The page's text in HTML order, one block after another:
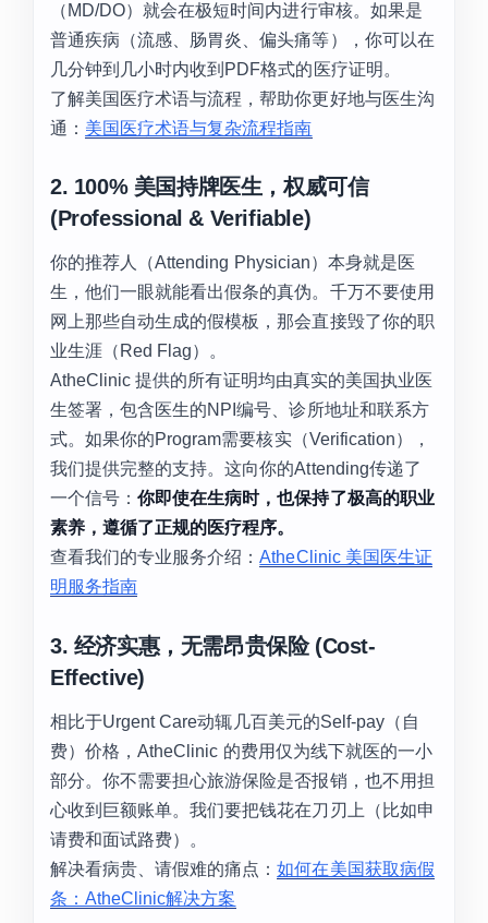
（MD/DO）就会在极短时间内进行审核。如果是
普通疾病（流感、肠胃炎、偏头痛等），你可以在
几分钟到几小时内收到PDF格式的医疗证明。
了解美国医疗术语与流程，帮助你更好地与医生沟
通： 美国医疗术语与复杂流程指南
2. 100% 美国持牌医生，权威可信
(Professional & Verifiable)
你的推荐人（Attending Physician）本身就是医
生，他们一眼就能看出假条的真伪。千万不要使用
网上那些自动生成的假模板，那会直接毁了你的职
业生涯（Red Flag）。
AtheClinic 提供的所有证明均由真实的美国执业医
生签署，包含医生的NPI编号、诊所地址和联系方
式。如果你的Program需要核实（Verification），
我们提供完整的支持。这向你的Attending传递了
一个信号：你即使在生病时，也保持了极高的职业
素养，遵循了正规的医疗程序。
查看我们的专业服务介绍：AtheClinic 美国医生证
明服务指南
3. 经济实惠，无需昂贵保险 (Cost-
Effective)
相比于Urgent Care动辄几百美元的Self-pay（自
费）价格，AtheClinic 的费用仅为线下就医的一小
部分。你不需要担心旅游保险是否报销，也不用担
心收到巨额账单。我们要把钱花在刀刃上（比如申
请费和面试路费）。
解决看病贵、请假难的痛点：如何在美国获取病假
条：AtheClinic解决方案